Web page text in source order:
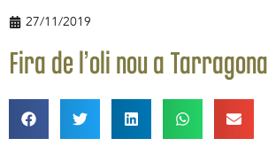
27/11/2019
Fira de l’oli nou a Tarragona